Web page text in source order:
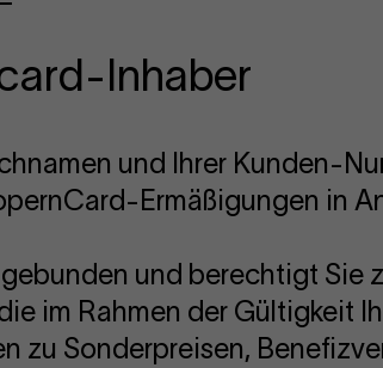
Inhaber
und Ihrer Kunden-
Ermäßigungen in
und berechtigt Sie
im Rahmen der Gültigkeit
zu Sonderpreisen,